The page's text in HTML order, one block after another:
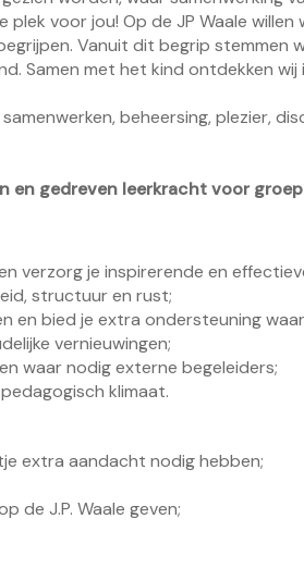
voor jou! Op de JP Waale willen
Vanuit dit begrip stemmen
Samen met het kind ontdekken
beheersing, plezier,
en gedreven leerkracht voor
verzorg je inspirerende en
structuur en rust;
en bied je extra ondersteuning
vernieuwingen;
waar nodig externe begeleiders;
klimaat.
extra aandacht nodig hebben;
de J.P. Waale geven;